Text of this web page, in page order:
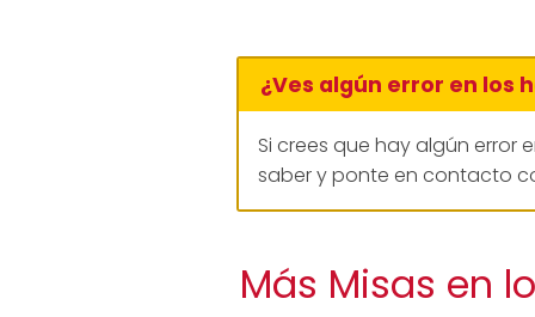
¿Ves algún error en los
Si crees que hay algún error
saber y ponte en contacto
Más Misas en